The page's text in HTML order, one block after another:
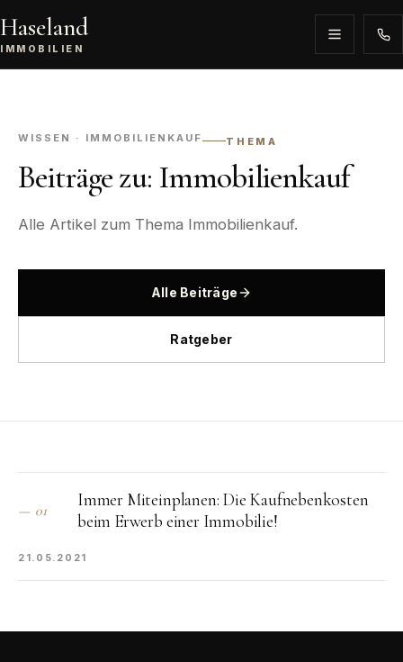
Haseland
IMMOBILIEN
WISSEN · IMMOBILIENKAUF THEMA
Beiträge zu: Immobilienkauf
Alle Artikel zum Thema Immobilienkauf.
Alle Beiträge
Ratgeber
— 01
Immer Miteinplanen: Die Kaufnebenkosten
beim Erwerb einer Immobilie!
21.05.2021